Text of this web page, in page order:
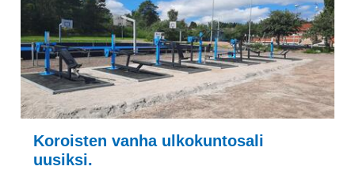
Koroisten vanha ulkokuntosali
uusiksi.